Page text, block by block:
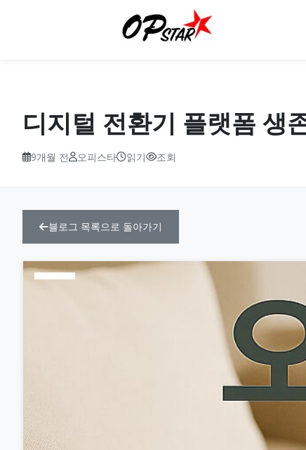
디지털 전환기 플랫폼 생
9개월 전 오피스타 읽기 조회
블로그 목록으로 돌아가기